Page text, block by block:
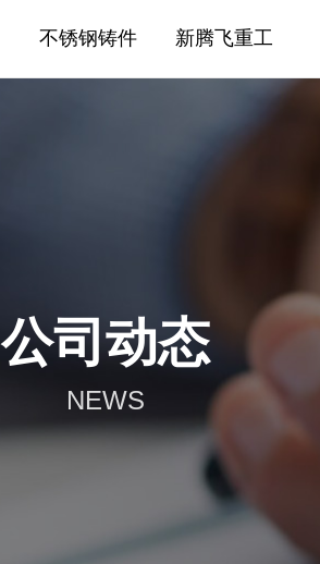
不锈钢铸件 新腾飞重工
公司动态
NEWS